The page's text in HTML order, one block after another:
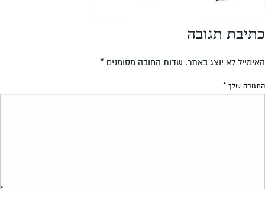
כתיבת תגובה
האימייל לא יוצג באתר. שדות החובה מסומנים *
התגובה שלך *